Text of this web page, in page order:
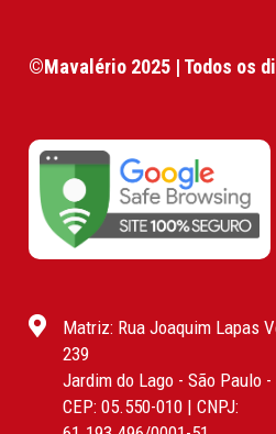
©Mavalério 2025 | Todos os
Matriz: Rua Joaquim Lapas
239
Jardim do Lago - São Paulo -
CEP: 05.550-010 | CNPJ: